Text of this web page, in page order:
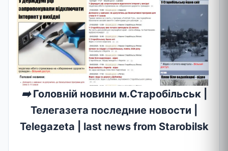
➡️Головній новини м.Старобільськ |
Телегазета последние новости |
Telegazeta | last news from Starobilsk